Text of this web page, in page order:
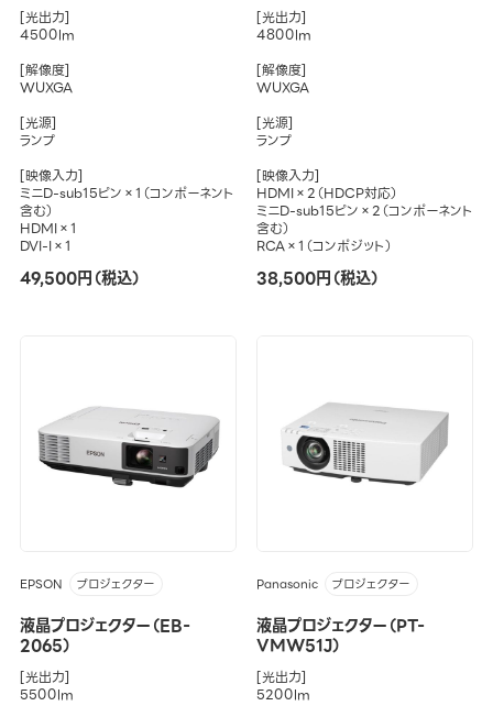
[光出力]
4500lm
[解像度]
WUXGA
[光源]
ランプ
[映像入力]
ミニD-sub15ピン×1（コンポーネント
含む）
HDMI×1
DVI-I×1
49,500円（税込）
[光出力]
4800lm
[解像度]
WUXGA
[光源]
ランプ
[映像入力]
HDMI×2（HDCP対応）
ミニD-sub15ピン×2（コンポーネント
含む）
RCA×1（コンポジット）
38,500円（税込）
EPSON プロジェクター
液晶プロジェクター（EB-
2065）
[光出力]
5500lm
Panasonic プロジェクター
液晶プロジェクター（PT-
VMW51J）
[光出力]
5200lm